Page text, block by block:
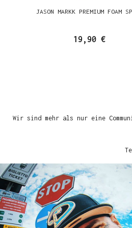
JASON MARKK PREMIUM FOAM
19,90 €
Wir sind mehr als nur eine